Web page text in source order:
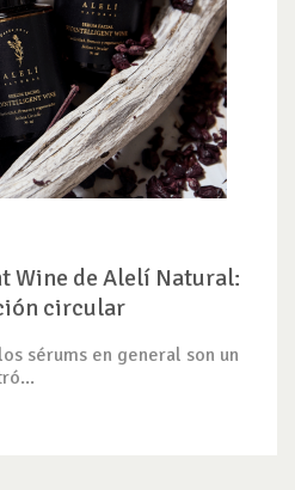
Wine de Alelí Natural:
circular
sérums en general son un